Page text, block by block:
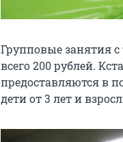
Групповые занятия с
всего 200 рублей.
предоставляются в
дети от 3 лет и